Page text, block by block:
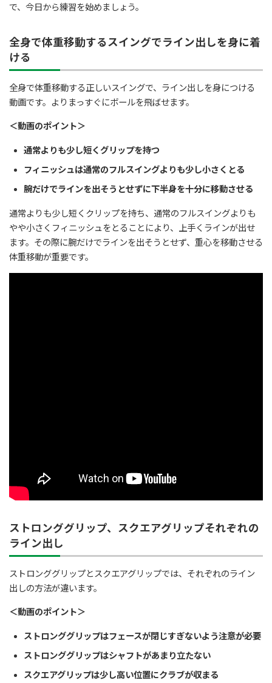
で、今日から練習を始めましょう。
全身で体重移動するスイングでライン出しを身に着
ける
全身で体重移動する正しいスイングで、ライン出しを身につける
動画です。よりまっすぐにボールを飛ばせます。
＜動画のポイント＞
通常よりも少し短くグリップを持つ
フィニッシュは通常のフルスイングよりも少し小さくとる
腕だけでラインを出そうとせずに下半身を十分に移動させる
通常よりも少し短くクリップを持ち、通常のフルスイングよりも
やや小さくフィニッシュをとることにより、上手くラインが出せ
ます。その際に腕だけでラインを出そうとせず、重心を移動させる
体重移動が重要です。
ストロンググリップ、スクエアグリップそれぞれの
ライン出し
ストロンググリップとスクエアグリップでは、それぞれのライン
出しの方法が違います。
＜動画のポイント＞
ストロンググリップはフェースが閉じすぎないよう注意が必要
ストロンググリップはシャフトがあまり立たない
スクエアグリップは少し高い位置にクラブが収まる